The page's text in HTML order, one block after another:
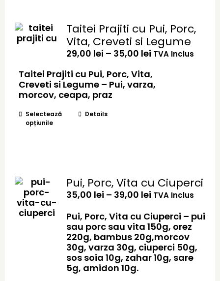
Opțiunile
pot
fi
alese
pagina
produsului.
Taitei Prajiti cu Pui, Porc,
Vita, Creveti si Legume
29,00 lei – 35,00 leiInterval
prețuri:
29,00 lei
TVA Inclus
Taitei Prajiti cu Pui, Porc, Vita,
Creveti si Legume – Pui, varza,
morcov, ceapa, praz
Selectează
opțiunile
Acest
Opțiunile
pot
fi
în
pagina
produsului.
Details
Pui, Porc, Vita cu Ciuperci
35,00 lei – 39,00 leiInterval
prețuri:
35,00 lei
până
la
39,00 lei
TVA Inclus
Pui, Porc, Vita cu Ciuperci – pui
sau porc sau vita 150g, orez
220g, bambus 20g,morcov
30g, varza 30g, ciuperci 50g,
sos soia 10g, zahar 10g, sare
5g, amidon 10g.